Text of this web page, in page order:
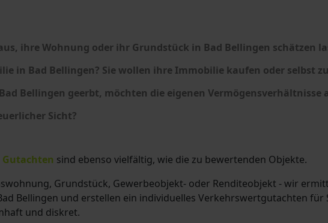
ihre Wohnung oder ihr Grundstück in Bad Bellingen schätzen
in Bad Bellingen? Sie wollen ihre Immobilie kaufen oder selbst
Bellingen geerbt, möchten die eigenen Vermögensverhältnisse
Sicht?
sind ebenso vielfältig, wie die zu bewertenden Objekte.
Grundstück, Gewerbeobjekt- oder Renditeobjekt - wir
Bellingen und erstellen ein individuelles Verkehrswertgutachten für
und diskret.